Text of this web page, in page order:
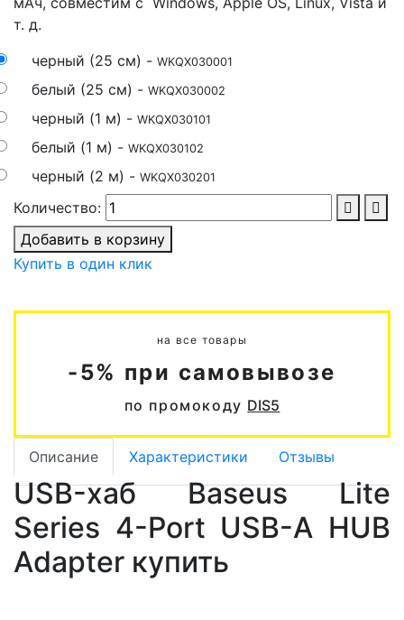
т. д.
черный (25 см) - WKQX030001
белый (25 см) - WKQX030002
черный (1 м) - WKQX030101
белый (1 м) - WKQX030102
черный (2 м) - WKQX030201
Количество:
Добавить в корзину
Купить в один клик
на все товары
-5% при самовывозе
по промокоду DIS5
Описание Характеристики Отзывы
USB-хаб Baseus Lite
Series 4-Port USB-A HUB
Adapter купить